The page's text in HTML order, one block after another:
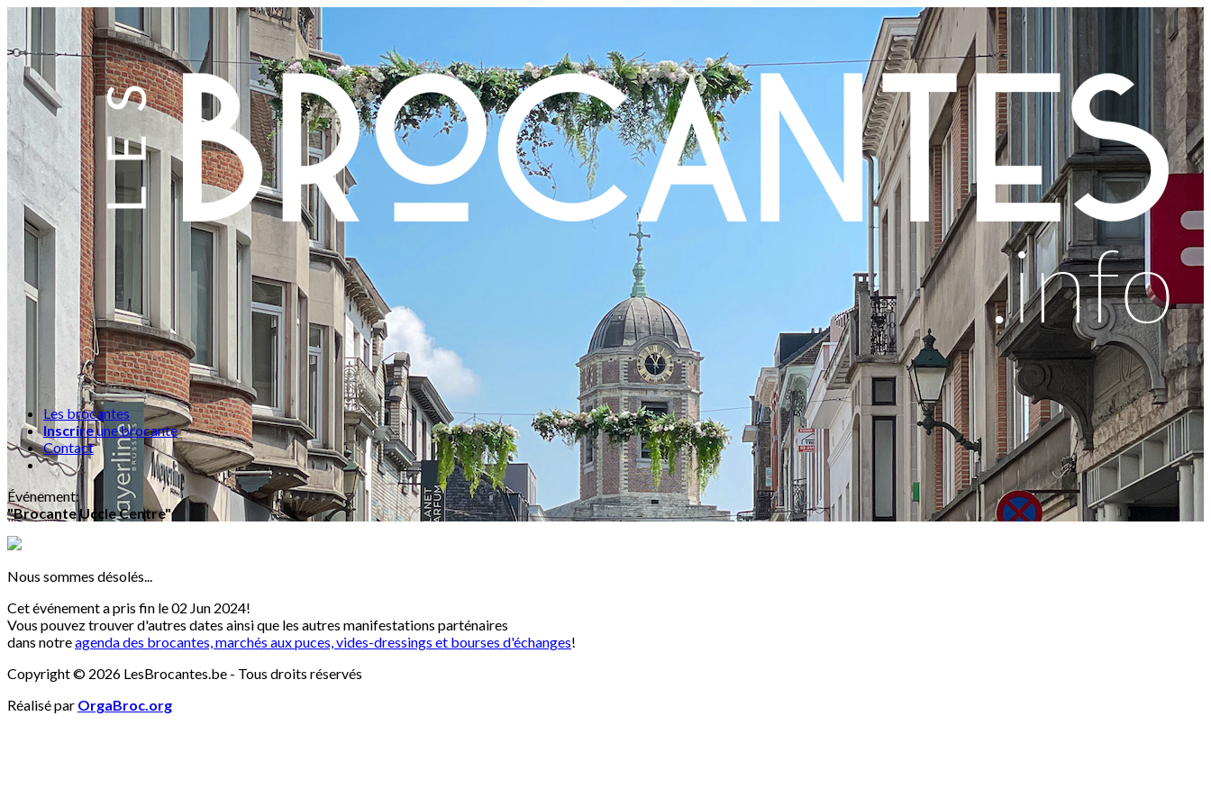
Les brocantes
Inscrireune brocante
Contact
Événement:
"Brocante Uccle Centre"
Nous sommes désolés...
Cet événement a pris fin le 02 Jun 2024!
Vous pouvez trouver d'autres dates ainsi que les autres manifestations parténaires
dans notreagenda des brocantes, marchés aux puces, vides-dressings et bourses d'échanges!
Copyright © 2026 LesBrocantes.be - Tous droits réservés
Réalisé par OrgaBroc.org